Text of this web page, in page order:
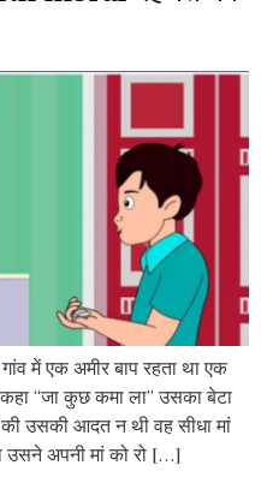
में एक अमीर बाप रहता था एक
“जा कुछ कमा ला” उसका बेटा
उसकी आदत न थी वह सीधा मां
उसने अपनी मां को रो […]